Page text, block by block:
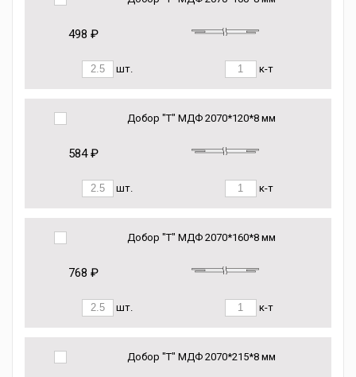
498 ₽
шт. к-т
Добор "Т" МДФ 2070*120*8 мм
584 ₽
шт. к-т
Добор "Т" МДФ 2070*160*8 мм
768 ₽
шт. к-т
Добор "Т" МДФ 2070*215*8 мм